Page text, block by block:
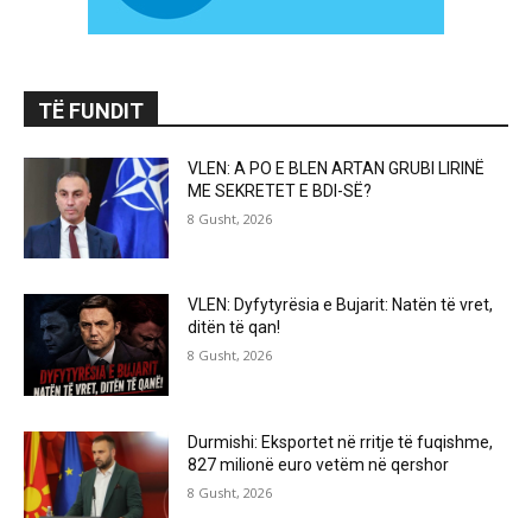
TË FUNDIT
VLEN: A PO E BLEN ARTAN GRUBI LIRINË
ME SEKRETET E BDI-SË?
8 Gusht, 2026
VLEN: Dyfytyrësia e Bujarit: Natën të vret,
ditën të qan!
8 Gusht, 2026
Durmishi: Eksportet në rritje të fuqishme,
827 milionë euro vetëm në qershor
8 Gusht, 2026